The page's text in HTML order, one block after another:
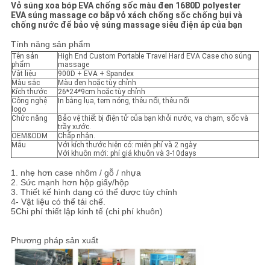
Vỏ súng xoa bóp EVA chống sốc màu đen 1680D polyester
EVA súng massage cơ bắp vỏ xách chống sốc chống bụi và
chống nước để bảo vệ súng massage siêu điện áp của bạn
Tính năng sản phẩm
Tên sản
phẩm
High End Custom Portable Travel Hard EVA Case cho súng
massage
Vật liệu
900D + EVA + Spandex
Màu sắc
Màu đen hoặc tùy chỉnh
Kích thước
26*24*9cm hoặc tùy chỉnh
Công nghệ
logo
In bằng lụa, tem nóng, thêu nổi, thêu nổi
Chức năng
Bảo vệ thiết bị điện tử của bạn khỏi nước, va chạm, sốc và
trầy xước.
OEM&ODM
Chấp nhận.
Mẫu
Với kích thước hiện có: miễn phí và 2 ngày
Với khuôn mới: phí giá khuôn và 3-10days
1. nhẹ hơn case nhôm / gỗ / nhựa
2. Sức mạnh hơn hộp giấy/hộp
3. Thiết kế hình dạng có thể được tùy chỉnh
4- Vật liệu có thể tái chế.
5Chi phí thiết lập kinh tế (chi phí khuôn)
Phương pháp sản xuất